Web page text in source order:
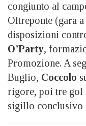
congiunto al
Oltreponte (gara
disposizioni
O’Party,
Promozione. A
Buglio, Coccolo
rigore, poi tre gol
sigillo conclusivo